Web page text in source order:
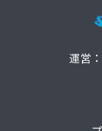
運営